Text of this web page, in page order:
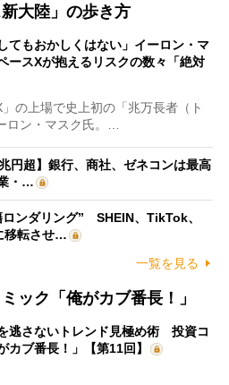
大陸」の歩き方
てもおかしくはない」イーロン・マ
ースXが抱えるリスクの数々「絶対
の上場で史上初の「兆万長者（ト
ロン・マスク氏。…
円超】銀行、商社、ゼネコンは最高
・…
ンダリング” SHEIN、TikTok、
移転させ…
一覧を見る
ック「俺がカブ番長！」
を逃さないトレンド見極め術 投資コ
カブ番長！」【第11回】